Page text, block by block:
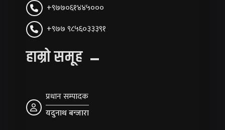
+९७७०६१४४५०००
+९७७ ९८५६०३३३९१
हाम्रो समूह
प्रधान सम्पादक
यदुनाथ बन्जारा